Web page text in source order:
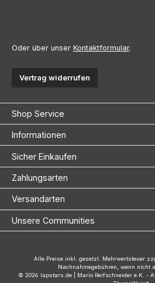
Oder über unser Kontaktformular.
Vertrag widerrufen
Shop Service
Informationen
Sicher Einkaufen
Zahlungsarten
Versandarten
Unsere Communities
Alle Preise inkl. gesetzl. Mehrwertsteuer
Nachnahmegebühren, wenn nicht
© 2026 lapstars.de | Mario Reifschneider e.K. -